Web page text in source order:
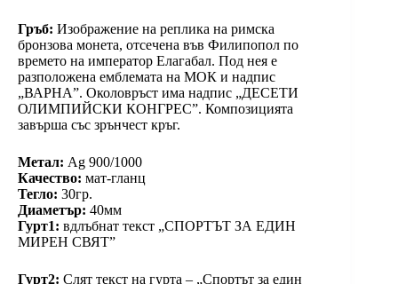
Гръб: Изображение на реплика на римска
бронзова монета, отсечена във Филипопол по
времето на император Елагабал. Под нея е
разположена емблемата на МОК и надпис
„ВАРНА”. Околовръст има надпис „ДЕСЕТИ
ОЛИМПИЙСКИ КОНГРЕС”. Композицията
завърша със зрънчест кръг.
Метал: Ag 900/1000
Качество: мат-гланц
Тегло: 30гр.
Диаметър: 40мм
Гурт1: вдлъбнат текст „СПОРТЪТ ЗА ЕДИН
МИРЕН СВЯТ”
Гурт2: Слят текст на гурта – „Спортът за един